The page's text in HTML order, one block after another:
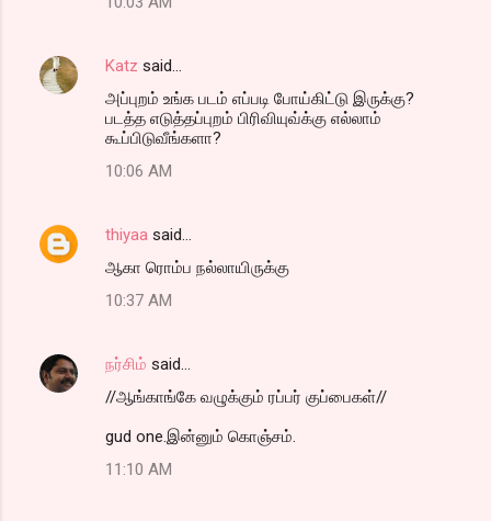
Katz said…
அப்புறம் உங்க படம் எப்படி போய்கிட்டு இருக்கு?
படத்த எடுத்தப்புறம் பிரிவியுவ்க்கு எல்லாம்
கூப்பிடுவீங்களா?
10:06 AM
thiyaa said…
ஆகா ரொம்ப நல்லாயிருக்கு
10:37 AM
நர்சிம் said…
//ஆங்காங்கே வழுக்கும் ரப்பர் குப்பைகள்//
gud one.இன்னும் கொஞ்சம்.
11:10 AM